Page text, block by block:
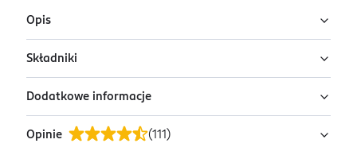
Opis
Odżywka do paznokci Eveline Color & Care wzmacnia
płytkę i nadaje jej delikatny, mleczny odcień french.
Innowacyjna formuła z aktywnym kompleksem Colour
& Double Strong™ zapewnia trwały efekt. Dzięki
Składniki
Butyl Acetate, Ethyl Acetate, Nitrocellulose, Adipic
Acid/Neopentyl Glycol/Trimellitic Anhydride
Copolymer, Acetyl Tributyl Citrate, Isopropyl Alcohol,
Dodatkowe informacje
PRZYGOTOWANIE I STOSOWANIE
Opinie (111 )